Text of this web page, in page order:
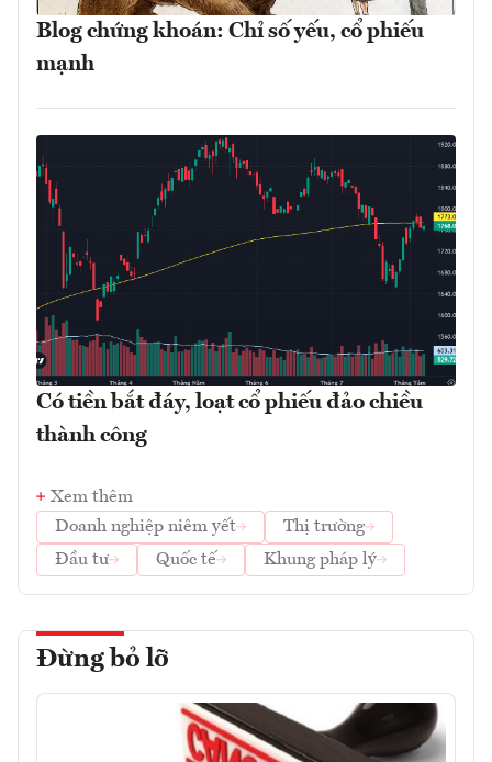
Blog chứng khoán: Chỉ số yếu, cổ phiếu
mạnh
Có tiền bắt đáy, loạt cổ phiếu đảo chiều
thành công
Xem thêm
Doanh nghiệp niêm yết
Thị trường
Đầu tư
Quốc tế Khung pháp lý
Đừng bỏ lỡ